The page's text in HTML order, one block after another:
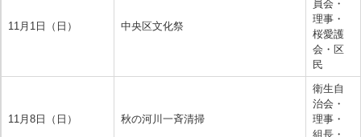
11月1日（日） 中央区文化祭
員会・
理事・
桜愛護
会・区
民
11月8日（日） 秋の河川一斉清掃
衛生自
治会・
理事・
組長・